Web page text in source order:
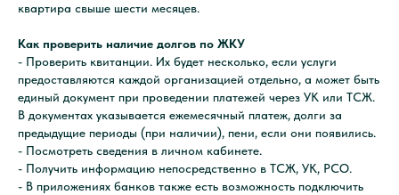
квартира свыше шести месяцев.
Как проверить наличие долгов по ЖКУ
- Проверить квитанции. Их будет несколько, если услуги
предоставляются каждой организацией отдельно, а может быть
единый документ при проведении платежей через УК или ТСЖ.
В документах указывается ежемесячный платеж, долги за
предыдущие периоды (при наличии), пени, если они появились.
- Посмотреть сведения в личном кабинете.
- Получить информацию непосредственно в ТСЖ, УК, РСО.
- В приложениях банков также есть возможность подключить